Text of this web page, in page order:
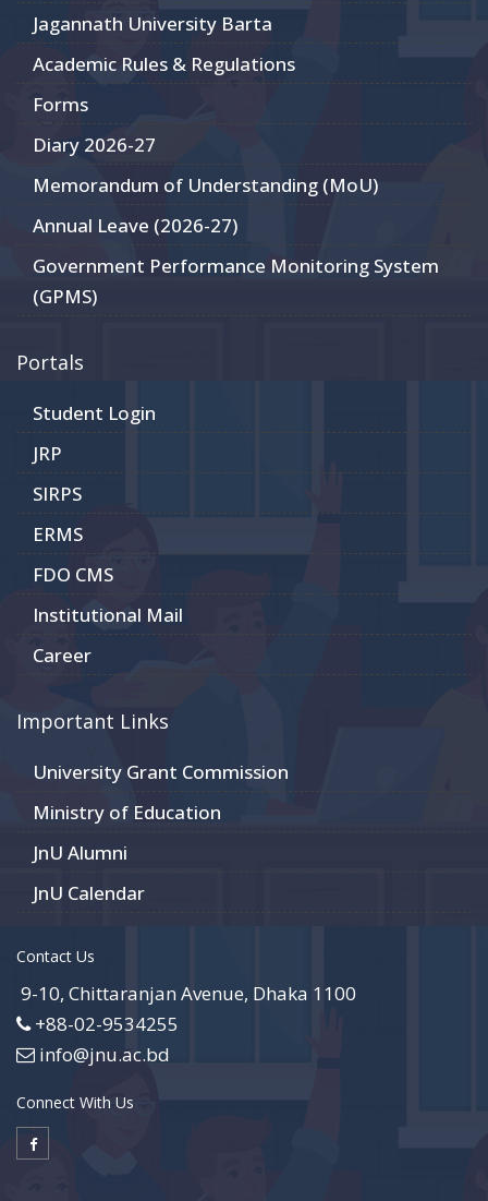
Jagannath University Barta
Academic Rules & Regulations
Forms
Diary 2026-27
Memorandum of Understanding (MoU)
Annual Leave (2026-27)
Government Performance Monitoring System
(GPMS)
Portals
Student Login
JRP
SIRPS
ERMS
FDO CMS
Institutional Mail
Career
Important Links
University Grant Commission
Ministry of Education
JnU Alumni
JnU Calendar
Contact Us
9-10, Chittaranjan Avenue, Dhaka 1100
+88-02-9534255
info@jnu.ac.bd
Connect With Us